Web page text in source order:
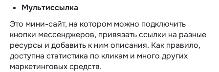
Мультиссылка
Это мини-сайт, на котором можно подключить
кнопки мессенджеров, привязать ссылки на разные
ресурсы и добавить к ним описания. Как правило,
доступна статистика по кликам и много других
маркетинговых средств.